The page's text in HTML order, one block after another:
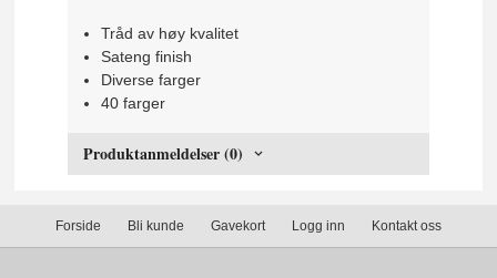
Tråd av høy kvalitet
Sateng finish
Diverse farger
40 farger
Produktanmeldelser (0)
Forside Bli kunde Gavekort Logg inn Kontakt oss